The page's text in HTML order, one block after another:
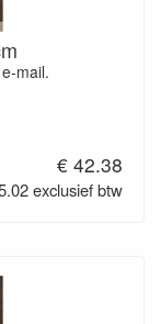
mail.
€ 42.38
exclusief btw